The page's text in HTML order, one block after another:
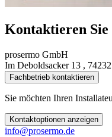
Kontaktieren Sie
prosermo GmbH
Im Deboldsacker 13 ,
Fachbetrieb kontaktieren
Sie möchten Ihren
Kontaktoptionen anzeigen
info@prosermo.de